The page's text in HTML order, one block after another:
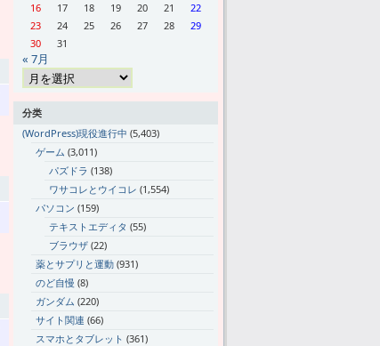
16
17 18 19 20 21
22
23
24 25 26 27 28
29
30
31
« 7月
分类
(WordPress)現役進行中 (5,403)
ゲーム (3,011)
パズドラ (138)
ワサコレとウイコレ (1,554)
パソコン (159)
テキストエディタ (55)
ブラウザ (22)
薬とサプリと運動 (931)
のど自慢 (8)
ガンダム (220)
サイト関連 (66)
スマホとタブレット (361)